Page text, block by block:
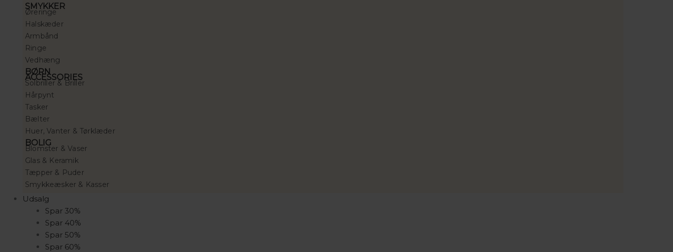
SMYKKER
Øreringe
Halskæder
Armbånd
Ringe
Vedhæng
BØRN
ACCESSORIES
Solbriller & Briller
Hårpynt
Tasker
Bælter
Huer, Vanter & Tørklæder
BOLIG
Blomster & Vaser
Glas & Keramik
Tæpper & Puder
Smykkeæsker & Kasser
Udsalg
Spar 30%
Spar 40%
Spar 50%
Spar 60%